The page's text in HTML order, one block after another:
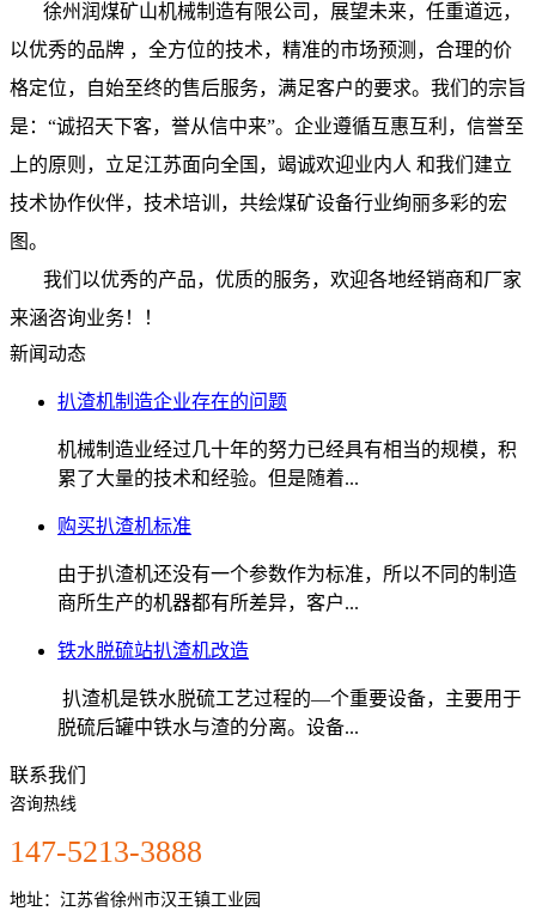
徐州润煤矿山机械制造有限公司，展望未来，任重道远，
以优秀的品牌 ，全方位的技术，精准的市场预测，合理的价
格定位，自始至终的售后服务，满足客户的要求。我们的宗旨
是：“诚招天下客，誉从信中来”。企业遵循互惠互利，信誉至
上的原则，立足江苏面向全国，竭诚欢迎业内人 和我们建立
技术协作伙伴，技术培训，共绘煤矿设备行业绚丽多彩的宏
图。
我们以优秀的产品，优质的服务，欢迎各地经销商和厂家
来涵咨询业务！！
新闻动态
扒渣机制造企业存在的问题
机械制造业经过几十年的努力已经具有相当的规模，积
累了大量的技术和经验。但是随着...
购买扒渣机标准
由于扒渣机还没有一个参数作为标准，所以不同的制造
商所生产的机器都有所差异，客户...
铁水脱硫站扒渣机改造
扒渣机是铁水脱硫工艺过程的—个重要设备，主要用于
脱硫后罐中铁水与渣的分离。设备...
联系我们
咨询热线
147-5213-3888
地址：江苏省徐州市汉王镇工业园